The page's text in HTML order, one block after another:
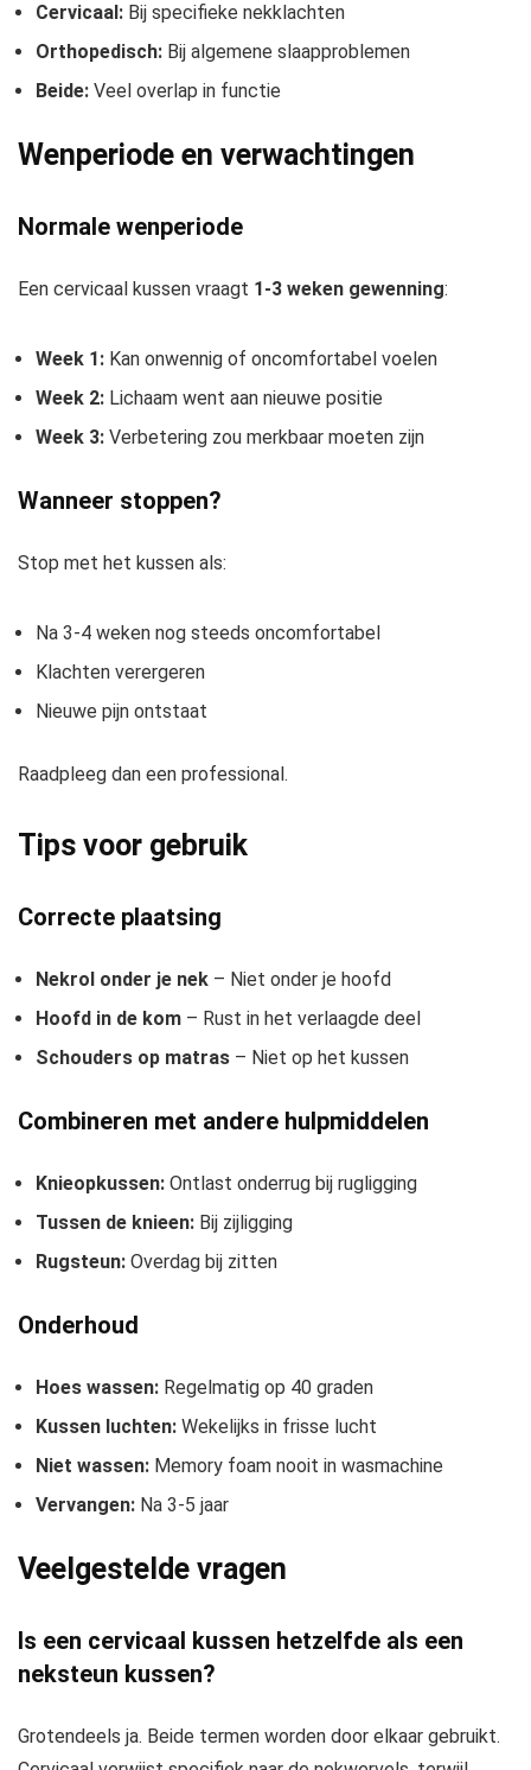
Cervicaal: Bij specifieke nekklachten
Orthopedisch: Bij algemene slaapproblemen
Beide: Veel overlap in functie
Wenperiode en verwachtingen
Normale wenperiode
Een cervicaal kussen vraagt 1-3 weken gewenning:
Week 1: Kan onwennig of oncomfortabel voelen
Week 2: Lichaam went aan nieuwe positie
Week 3: Verbetering zou merkbaar moeten zijn
Wanneer stoppen?
Stop met het kussen als:
Na 3-4 weken nog steeds oncomfortabel
Klachten verergeren
Nieuwe pijn ontstaat
Raadpleeg dan een professional.
Tips voor gebruik
Correcte plaatsing
Nekrol onder je nek – Niet onder je hoofd
Hoofd in de kom – Rust in het verlaagde deel
Schouders op matras – Niet op het kussen
Combineren met andere hulpmiddelen
Knieopkussen: Ontlast onderrug bij rugligging
Tussen de knieen: Bij zijligging
Rugsteun: Overdag bij zitten
Onderhoud
Hoes wassen: Regelmatig op 40 graden
Kussen luchten: Wekelijks in frisse lucht
Niet wassen: Memory foam nooit in wasmachine
Vervangen: Na 3-5 jaar
Veelgestelde vragen
Is een cervicaal kussen hetzelfde als een
neksteun kussen?
Grotendeels ja. Beide termen worden door elkaar gebruikt.